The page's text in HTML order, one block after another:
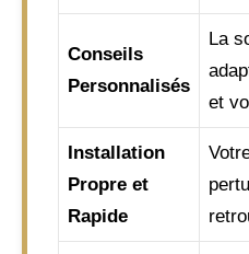
Conseils
Personnalisés
La
et
Installation
Propre et
Rapide